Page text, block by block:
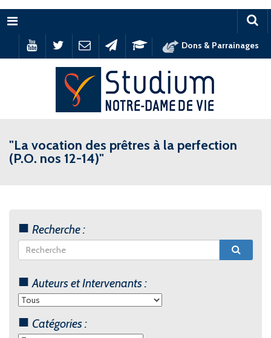
Menu
Dons & Parrainages
"La vocation des prêtres à la perfection
(P.O. nos 12-14)"
Recherche :
Auteurs et Intervenants :
Catégories :